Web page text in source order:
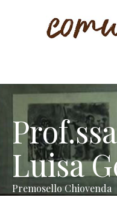
Luisa
Premosello Chiovenda